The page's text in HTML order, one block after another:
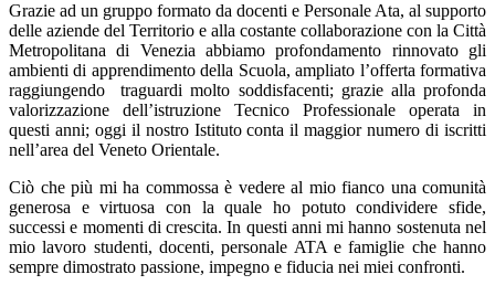
Grazie ad un gruppo formato da docenti e Personale Ata, al supporto
delle aziende del Territorio e alla costante collaborazione con la Città
Metropolitana di Venezia abbiamo profondamento rinnovato gli
ambienti di apprendimento della Scuola, ampliato l’offerta formativa
raggiungendo traguardi molto soddisfacenti; grazie alla profonda
valorizzazione dell’istruzione Tecnico Professionale operata in
questi anni; oggi il nostro Istituto conta il maggior numero di iscritti
nell’area del Veneto Orientale.
Ciò che più mi ha commossa è vedere al mio fianco una comunità
generosa e virtuosa con la quale ho potuto condividere sfide,
successi e momenti di crescita. In questi anni mi hanno sostenuta nel
mio lavoro studenti, docenti, personale ATA e famiglie che hanno
sempre dimostrato passione, impegno e fiducia nei miei confronti.